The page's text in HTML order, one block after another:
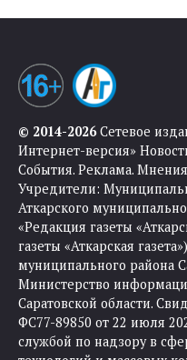
© 2014-2026Сетевое
Интернет-версия»
События. Реклама.
Учредители:
Аткарского
«Редакция газеты
газеты «Аткарская
муниципального района
Министерство
Саратовской области.
ФС77-89850 от 22 июля
службой по надзору в